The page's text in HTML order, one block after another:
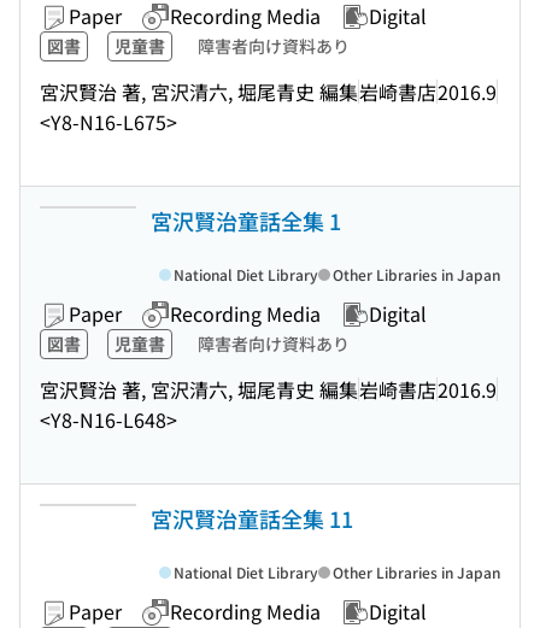
Paper Recording Media Digital
図書 児童書 障害者向け資料あり
宮沢賢治 著, 宮沢清六, 堀尾青史 編集岩崎書店2016.9
<Y8-N16-L675>
宮沢賢治童話全集 1
Paper Recording Media Digital
図書 児童書 障害者向け資料あり
宮沢賢治 著, 宮沢清六, 堀尾青史 編集岩崎書店2016.9
<Y8-N16-L648>
National Diet Library Other Libraries in Japan
宮沢賢治童話全集 11
Paper Recording Media Digital
National Diet Library Other Libraries in Japan